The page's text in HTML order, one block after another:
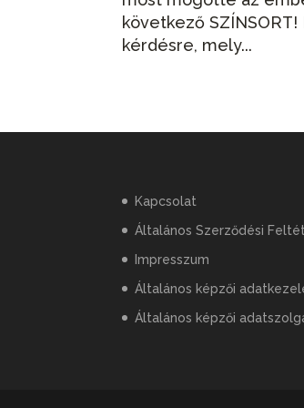
következő
kérdésre, mely...
Kapcsolat
Általános Szerződési
Impresszum
Általános képzői
Általános képzői